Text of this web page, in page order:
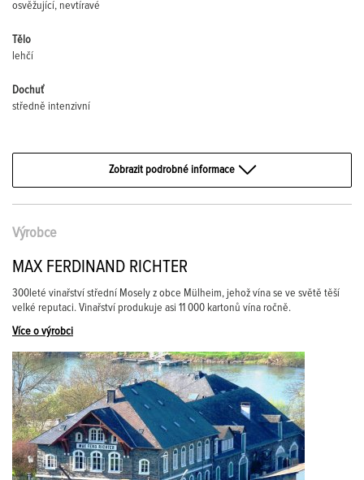
osvěžující, nevtíravé
Tělo
lehčí
Dochuť
středně intenzivní
Zobrazit podrobné informace
Výrobce
MAX FERDINAND RICHTER
300leté vinařství střední Mosely z obce Mülheim, jehož vína se ve světě těší
velké reputaci. Vinařství produkuje asi 11 000 kartonů vína ročně.
Více o výrobci